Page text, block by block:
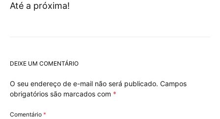
Até a próxima!
DEIXE UM COMENTÁRIO
O seu endereço de e-mail não será publicado. Campos
obrigatórios são marcados com *
Comentário *